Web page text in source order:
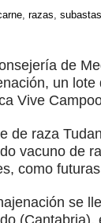
,razas,subastas
de
un lote
Vive
de raza
vacuno de
como
se
(Cantabria),